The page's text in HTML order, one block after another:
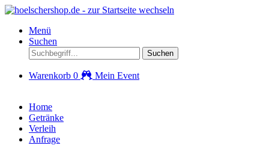
Menü
Suchen
Suchen
Warenkorb 0 Mein Event
Home
Getränke
Verleih
Anfrage